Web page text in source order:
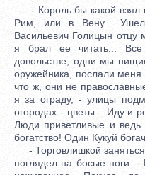
- Король бы какой взял
Рим, или в Вену...
Васильевич Голицын отцу
я брал ее читать...
довольстве, одни мы
оружейника, послали меня
что ж, они не
я за ограду, - улицы
огородах - цветы... Иду и
Люди приветливые и
богатство! Один Кукуй
- Торговлишкой
поглядел на босые ноги.